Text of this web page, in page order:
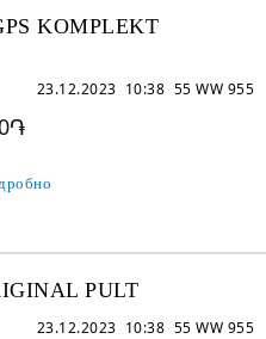
KOMPLEKT
55 WW 955
23.12.2023 10:38
PULT
55 WW 955
23.12.2023 10:38